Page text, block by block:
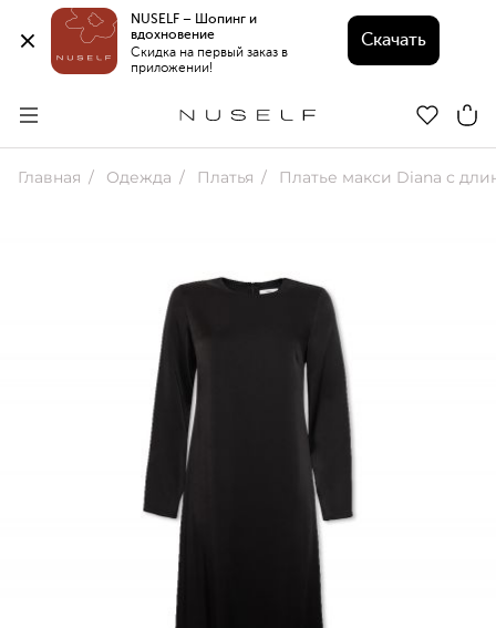
NUSELF – Шопинг и
вдохновение
Скидка на первый заказ в
приложении!
Скачать
Главная Одежда Платья Платье макси Diana с